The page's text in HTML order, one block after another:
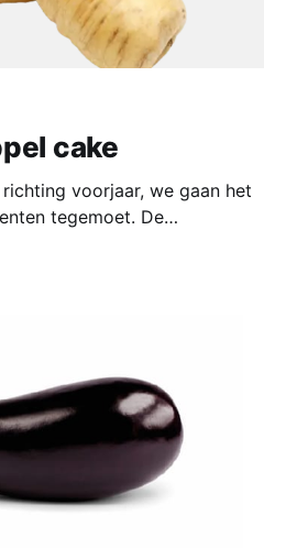
cake
voorjaar, we gaan het
tegemoet. De
laten we langzamerhand